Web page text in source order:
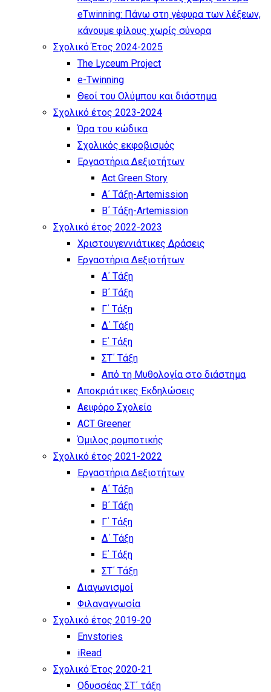
eTwinning: Πάνω στη γέφυρα των λέξεων,
κάνουμε φίλους χωρίς σύνορα
Σχολικό Έτος 2024-2025
The Lyceum Project
e-Twinning
Θεοί του Ολύμπου και διάστημα
Σχολικό έτος 2023-2024
Ώρα του κώδικα
Σχολικός εκφοβισμός
Εργαστήρια Δεξιοτήτων
Act Green Story
Α΄ Τάξη-Artemission
Β΄ Τάξη-Artemission
Σχολικό έτος 2022-2023
Χριστουγεννιάτικες Δράσεις
Εργαστήρια Δεξιοτήτων
Α΄ Τάξη
Β΄ Τάξη
Γ΄ Τάξη
Δ΄ Τάξη
Ε΄ Τάξη
ΣΤ΄ Τάξη
Από τη Μυθολογία στο διάστημα
Αποκριάτικες Εκδηλώσεις
Αειφόρο Σχολείο
ACT Greener
Όμιλος ρομποτικής
Σχολικό έτος 2021-2022
Εργαστήρια Δεξιοτήτων
Α΄ Τάξη
Β΄ Τάξη
Γ΄ Τάξη
Δ΄ Τάξη
Ε΄ Τάξη
ΣΤ΄ Τάξη
Διαγωνισμοί
Φιλαναγνωσία
Σχολικό έτος 2019-20
Envstories
iRead
Σχολικό Έτος 2020-21
Οδυσσέας ΣΤ΄ τάξη